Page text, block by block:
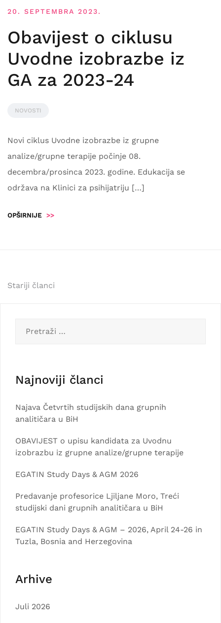
20. SEPTEMBRA 2023.
Obavijest o ciklusu
Uvodne izobrazbe iz
GA za 2023-24
NOVOSTI
Novi ciklus Uvodne izobrazbe iz grupne
analize/grupne terapije počinje 08.
decembra/prosinca 2023. godine. Edukacija se
održava na Klinici za psihijatriju […]
OPŠIRNIJE >>
Navigacija
Stariji članci
Najnoviji članci
Najava Četvrtih studijskih dana grupnih
analitičara u BiH
OBAVIJEST o upisu kandidata za Uvodnu
izobrazbu iz grupne analize/grupne terapije
EGATIN Study Days & AGM 2026
Predavanje profesorice Ljiljane Moro, Treći
studijski dani grupnih analitičara u BiH
EGATIN Study Days & AGM – 2026, April 24-26 in
Tuzla, Bosnia and Herzegovina
Arhive
Juli 2026